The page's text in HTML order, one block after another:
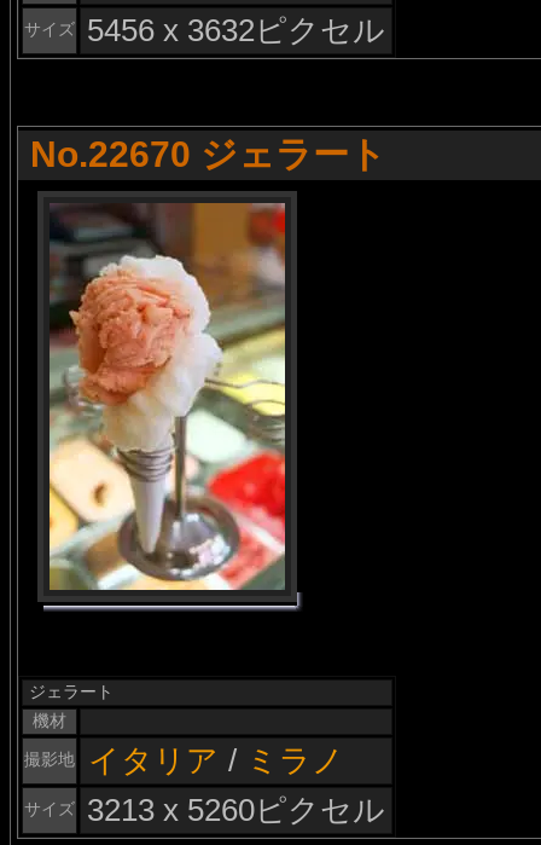
サイズ 5456 x 3632ピクセル
No.22670 ジェラート
ジェラート
機材
撮影地
イタリア / ミラノ
サイズ 3213 x 5260ピクセル